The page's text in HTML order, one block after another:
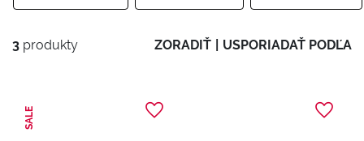
3 produkty ZORADIŤ USPORIADAŤ PODĽA
SALE